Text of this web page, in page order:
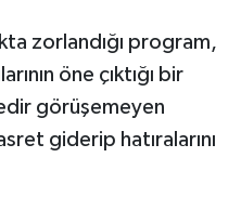
zorlandığı program,
öne çıktığı bir
görüşemeyen
giderip hatıralarını